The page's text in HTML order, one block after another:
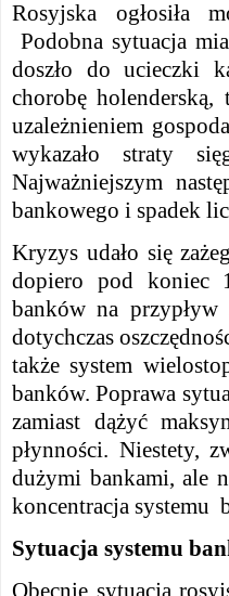
Rosyjska ogłosiła
Podobna sytuacja
doszło do ucieczki
chorobę
uzależnieniem
wykazało straty
Najważniejszym
bankowego i spadek
Kryzys udało się
dopiero pod koniec
banków na przypływ
dotychczas
także system
banków. Poprawa
zamiast dążyć
płynności. Niestety,
dużymi bankami, ale
koncentracja systemu
Sytuacja systemu
Obecnie sytuacja